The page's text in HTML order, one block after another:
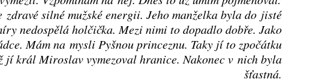
zdravé silné mužské energii. Jeho manželka byla do jisté
nedospělá holčička. Mezi nimi to dopadlo dobře. Jako
Mám na mysli Pyšnou princeznu. Taky jí to zpočátku
jí král Miroslav vymezoval hranice. Nakonec v nich byla
šťastná.